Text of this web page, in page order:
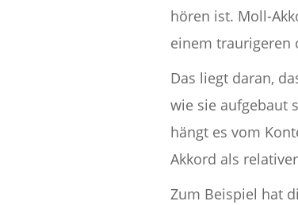
hören ist. Moll-
einem traurigeren
Das liegt daran,
wie sie aufgebaut
hängt es vom
Akkord als
Zum Beispiel hat